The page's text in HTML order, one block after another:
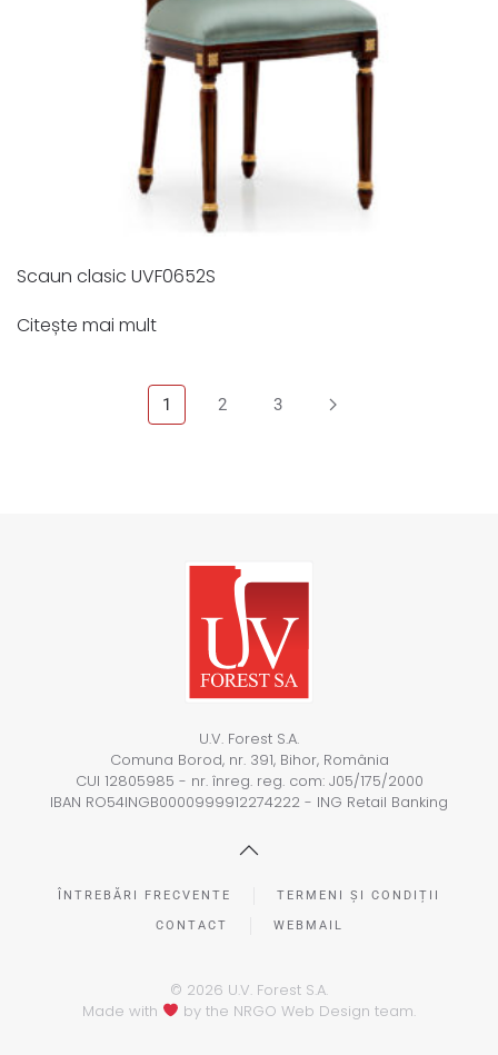
Scaun clasic UVF0652S
Citește mai mult
1 2 3
U.V. Forest S.A.
Comuna Borod, nr. 391, Bihor, România
CUI 12805985 - nr. înreg. reg. com: J05/175/2000
IBAN RO54INGB0000999912274222 - ING Retail Banking
ÎNTREBĂRI FRECVENTE TERMENI ȘI CONDIȚII
CONTACT WEBMAIL
© 2026 U.V. Forest S.A.
Made with
by the NRGO Web Design team.